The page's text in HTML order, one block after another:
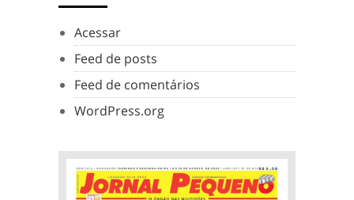
Acessar
Feed de posts
Feed de comentários
WordPress.org